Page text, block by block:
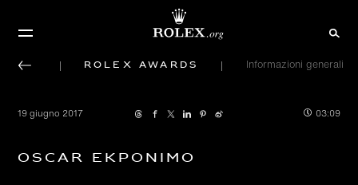
Rolex Awards Informazioni generali
19 giugno 2017 03:09
Oscar Ekponimo